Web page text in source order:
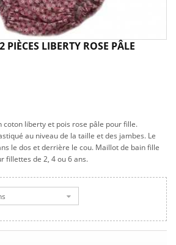
LIBERTY ROSE PÂLE
coton liberty et pois rose pâle pour fille.
au niveau de la taille et des jambes. Le
le dos et derrière le cou. Maillot de bain fille
fillettes de 2, 4 ou 6 ans.